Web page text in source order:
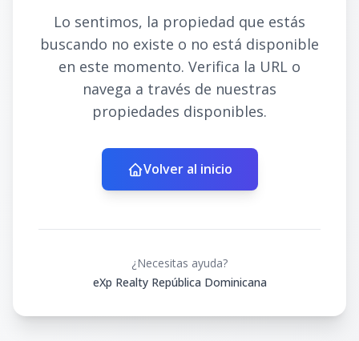
Lo sentimos, la propiedad que estás
buscando no existe o no está disponible
en este momento. Verifica la URL o
navega a través de nuestras
propiedades disponibles.
Volver al inicio
¿Necesitas ayuda?
eXp Realty República Dominicana